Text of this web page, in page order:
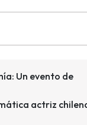
Un evento de
actriz